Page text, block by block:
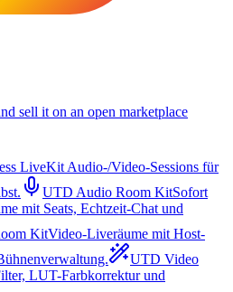
sell it on an open marketplace
LiveKit Audio-/Video-Sessions für
UTD Audio Room KitSofort
mit Seats, Echtzeit-Chat und
KitVideo-Liveräume mit Host-
UTD Video
LUT-Farbkorrektur und